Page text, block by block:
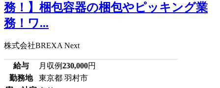
務！】梱包容器の梱包やピッキング業
務！ワ...
株式会社BREXA Next
給与 月収例230,000円
勤務地
東京都 羽村市